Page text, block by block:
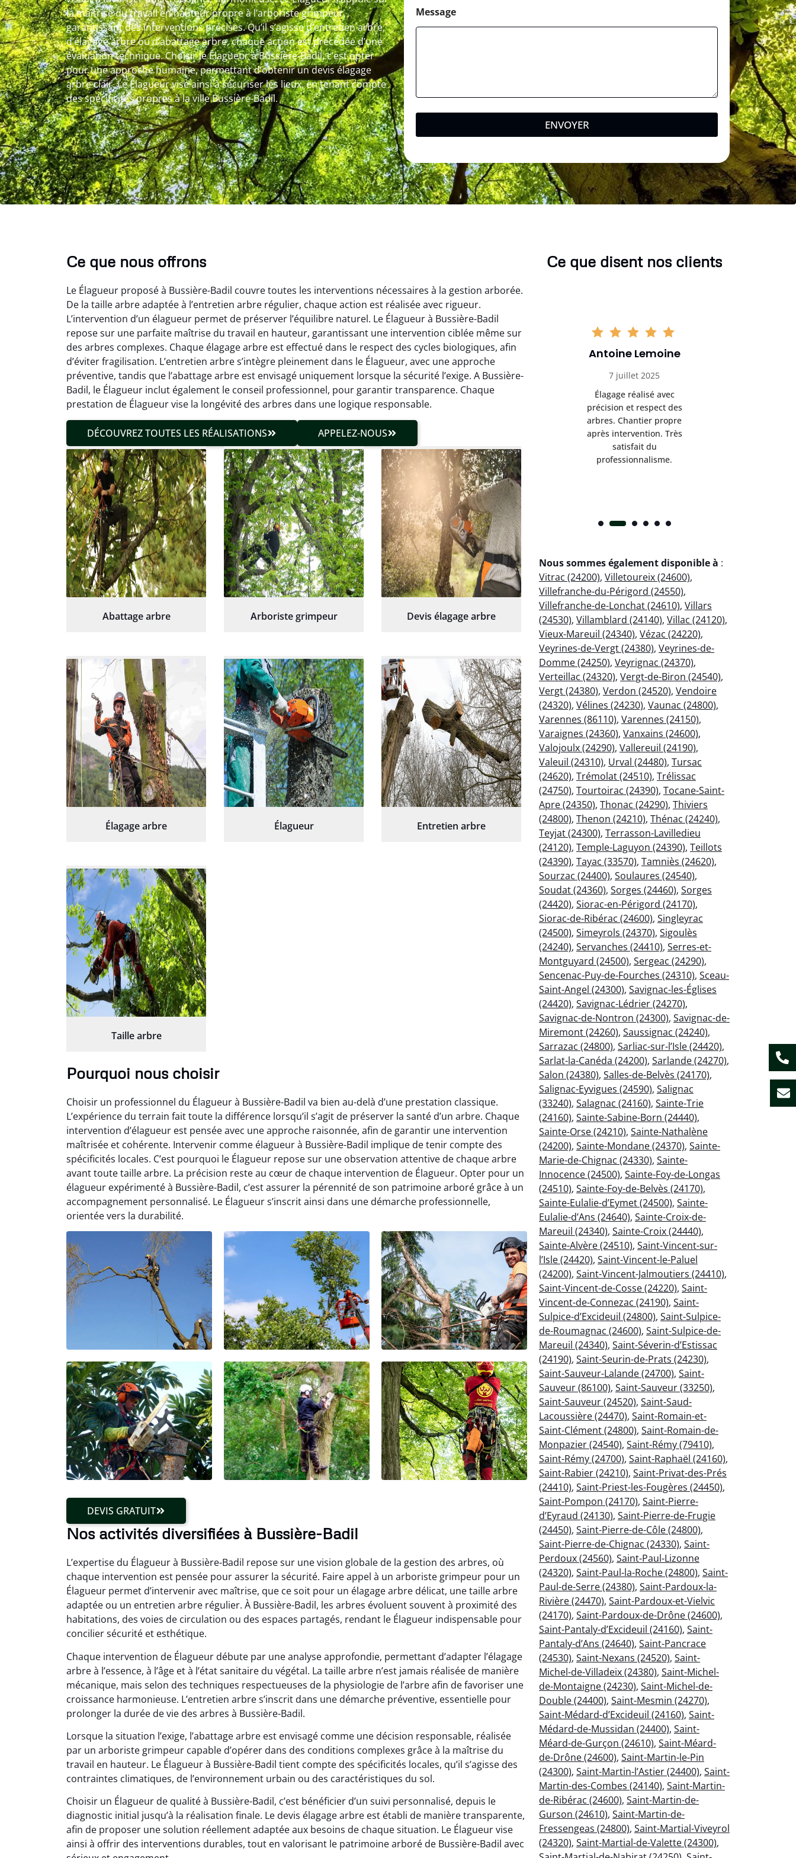
la maîtrise du travail en hauteur propre à l’arboriste grimpeur,
garantissant des interventions précises. Qu’il s’agisse d’entretien arbre,
d’élagage arbre ou d’abattage arbre, chaque action est précédée d’une
évaluation technique. Choisir le Élagueur à Bussière-Badil, c’est opter
pour une approche humaine, permettant d’obtenir un devis élagage
arbre clair. Le Élagueur vise ainsi à sécuriser les lieux, en tenant compte
des spécificités propres à la ville Bussière-Badil.
Message
ENVOYER
Ce que nous offrons
Le Élagueur proposé à Bussière-Badil couvre toutes les interventions nécessaires à la gestion arborée.
De la taille arbre adaptée à l’entretien arbre régulier, chaque action est réalisée avec rigueur.
L’intervention d’un élagueur permet de préserver l’équilibre naturel. Le Élagueur à Bussière-Badil
repose sur une parfaite maîtrise du travail en hauteur, garantissant une intervention ciblée même sur
des arbres complexes. Chaque élagage arbre est effectué dans le respect des cycles biologiques, afin
d’éviter fragilisation. L’entretien arbre s’intègre pleinement dans le Élagueur, avec une approche
préventive, tandis que l’abattage arbre est envisagé uniquement lorsque la sécurité l’exige. A Bussière-
Badil, le Élagueur inclut également le conseil professionnel, pour garantir transparence. Chaque
prestation de Élagueur vise la longévité des arbres dans une logique responsable.
DÉCOUVREZ TOUTES LES RÉALISATIONS APPELEZ-NOUS
Abattage arbre Arboriste grimpeur Devis élagage arbre
Élagage arbre Élagueur Entretien arbre
Taille arbre
Pourquoi nous choisir
Choisir un professionnel du Élagueur à Bussière-Badil va bien au-delà d’une prestation classique.
L’expérience du terrain fait toute la différence lorsqu’il s’agit de préserver la santé d’un arbre. Chaque
intervention d’élagueur est pensée avec une approche raisonnée, afin de garantir une intervention
maîtrisée et cohérente. Intervenir comme élagueur à Bussière-Badil implique de tenir compte des
spécificités locales. C’est pourquoi le Élagueur repose sur une observation attentive de chaque arbre
avant toute taille arbre. La précision reste au cœur de chaque intervention de Élagueur. Opter pour un
élagueur expérimenté à Bussière-Badil, c’est assurer la pérennité de son patrimoine arboré grâce à un
accompagnement personnalisé. Le Élagueur s’inscrit ainsi dans une démarche professionnelle,
orientée vers la durabilité.
DEVIS GRATUIT
Nos activités diversifiées à Bussière-Badil
L’expertise du Élagueur à Bussière-Badil repose sur une vision globale de la gestion des arbres, où
chaque intervention est pensée pour assurer la sécurité. Faire appel à un arboriste grimpeur pour un
Élagueur permet d’intervenir avec maîtrise, que ce soit pour un élagage arbre délicat, une taille arbre
adaptée ou un entretien arbre régulier. À Bussière-Badil, les arbres évoluent souvent à proximité des
habitations, des voies de circulation ou des espaces partagés, rendant le Élagueur indispensable pour
concilier sécurité et esthétique.
Chaque intervention de Élagueur débute par une analyse approfondie, permettant d’adapter l’élagage
arbre à l’essence, à l’âge et à l’état sanitaire du végétal. La taille arbre n’est jamais réalisée de manière
mécanique, mais selon des techniques respectueuses de la physiologie de l’arbre afin de favoriser une
croissance harmonieuse. L’entretien arbre s’inscrit dans une démarche préventive, essentielle pour
prolonger la durée de vie des arbres à Bussière-Badil.
Lorsque la situation l’exige, l’abattage arbre est envisagé comme une décision responsable, réalisée
par un arboriste grimpeur capable d’opérer dans des conditions complexes grâce à la maîtrise du
travail en hauteur. Le Élagueur à Bussière-Badil tient compte des spécificités locales, qu’il s’agisse des
contraintes climatiques, de l’environnement urbain ou des caractéristiques du sol.
Choisir un Élagueur de qualité à Bussière-Badil, c’est bénéficier d’un suivi personnalisé, depuis le
diagnostic initial jusqu’à la réalisation finale. Le devis élagage arbre est établi de manière transparente,
afin de proposer une solution réellement adaptée aux besoins de chaque situation. Le Élagueur vise
ainsi à offrir des interventions durables, tout en valorisant le patrimoine arboré de Bussière-Badil avec
Ce que disent nos clients
Mathieu Roussel
19 décembre 2025
Intervention propre et
précise malgré des
conditions compliquées. Le
résultat est exactement
conforme à mes attentes.
Julien Caradec
18 juin 2025
Travail très soigné sur des
arbres difficiles d’accès.
Intervention sécurisée,
maîtrisée. Résultat
impeccable.
Antoine Lemoine
7 juillet 2025
Élagage réalisé avec
précision et respect des
arbres. Chantier propre
après intervention. Très
satisfait du
professionnalisme.
Nous sommes également disponible à :
Vitrac (24200), Villetoureix (24600),
Villefranche-du-Périgord (24550),
Villefranche-de-Lonchat (24610), Villars
(24530), Villamblard (24140), Villac (24120),
Vieux-Mareuil (24340), Vézac (24220),
Veyrines-de-Vergt (24380), Veyrines-de-
Domme (24250), Veyrignac (24370),
Verteillac (24320), Vergt-de-Biron (24540),
Vergt (24380), Verdon (24520), Vendoire
(24320), Vélines (24230), Vaunac (24800),
Varennes (86110), Varennes (24150),
Varaignes (24360), Vanxains (24600),
Valojoulx (24290), Vallereuil (24190),
Valeuil (24310), Urval (24480), Tursac
(24620), Trémolat (24510), Trélissac
(24750), Tourtoirac (24390), Tocane-Saint-
Apre (24350), Thonac (24290), Thiviers
(24800), Thenon (24210), Thénac (24240),
Teyjat (24300), Terrasson-Lavilledieu
(24120), Temple-Laguyon (24390), Teillots
(24390), Tayac (33570), Tamniès (24620),
Sourzac (24400), Soulaures (24540),
Soudat (24360), Sorges (24460), Sorges
(24420), Siorac-en-Périgord (24170),
Siorac-de-Ribérac (24600), Singleyrac
(24500), Simeyrols (24370), Sigoulès
(24240), Servanches (24410), Serres-et-
Montguyard (24500), Sergeac (24290),
Sencenac-Puy-de-Fourches (24310), Sceau-
Saint-Angel (24300), Savignac-les-Églises
(24420), Savignac-Lédrier (24270),
Savignac-de-Nontron (24300), Savignac-de-
Miremont (24260), Saussignac (24240),
Sarrazac (24800), Sarliac-sur-l’Isle (24420),
Sarlat-la-Canéda (24200), Sarlande (24270),
Salon (24380), Salles-de-Belvès (24170),
Salignac-Eyvigues (24590), Salignac
(33240), Salagnac (24160), Sainte-Trie
(24160), Sainte-Sabine-Born (24440),
Sainte-Orse (24210), Sainte-Nathalène
(24200), Sainte-Mondane (24370), Sainte-
Marie-de-Chignac (24330), Sainte-
Innocence (24500), Sainte-Foy-de-Longas
(24510), Sainte-Foy-de-Belvès (24170),
Sainte-Eulalie-d’Eymet (24500), Sainte-
Eulalie-d’Ans (24640), Sainte-Croix-de-
Mareuil (24340), Sainte-Croix (24440),
Sainte-Alvère (24510), Saint-Vincent-sur-
l’Isle (24420), Saint-Vincent-le-Paluel
(24200), Saint-Vincent-Jalmoutiers (24410),
Saint-Vincent-de-Cosse (24220), Saint-
Vincent-de-Connezac (24190), Saint-
Sulpice-d’Excideuil (24800), Saint-Sulpice-
de-Roumagnac (24600), Saint-Sulpice-de-
Mareuil (24340), Saint-Séverin-d’Estissac
(24190), Saint-Seurin-de-Prats (24230),
Saint-Sauveur-Lalande (24700), Saint-
Sauveur (86100), Saint-Sauveur (33250),
Saint-Sauveur (24520), Saint-Saud-
Lacoussière (24470), Saint-Romain-et-
Saint-Clément (24800), Saint-Romain-de-
Monpazier (24540), Saint-Rémy (79410),
Saint-Rémy (24700), Saint-Raphaël (24160),
Saint-Rabier (24210), Saint-Privat-des-Prés
(24410), Saint-Priest-les-Fougères (24450),
Saint-Pompon (24170), Saint-Pierre-
d’Eyraud (24130), Saint-Pierre-de-Frugie
(24450), Saint-Pierre-de-Côle (24800),
Saint-Pierre-de-Chignac (24330), Saint-
Perdoux (24560), Saint-Paul-Lizonne
(24320), Saint-Paul-la-Roche (24800), Saint-
Paul-de-Serre (24380), Saint-Pardoux-la-
Rivière (24470), Saint-Pardoux-et-Vielvic
(24170), Saint-Pardoux-de-Drône (24600),
Saint-Pantaly-d’Excideuil (24160), Saint-
Pantaly-d’Ans (24640), Saint-Pancrace
(24530), Saint-Nexans (24520), Saint-
Michel-de-Villadeix (24380), Saint-Michel-
de-Montaigne (24230), Saint-Michel-de-
Double (24400), Saint-Mesmin (24270),
Saint-Médard-d’Excideuil (24160), Saint-
Médard-de-Mussidan (24400), Saint-
Méard-de-Gurçon (24610), Saint-Méard-
de-Drône (24600), Saint-Martin-le-Pin
(24300), Saint-Martin-l’Astier (24400), Saint-
Martin-des-Combes (24140), Saint-Martin-
de-Ribérac (24600), Saint-Martin-de-
Gurson (24610), Saint-Martin-de-
Fressengeas (24800), Saint-Martial-Viveyrol
(24320), Saint-Martial-de-Valette (24300),